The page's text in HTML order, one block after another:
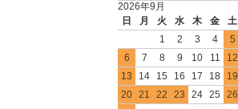
2026年9月
日
月 火 水 木 金
土
1
2 3 4
5
6
7 8 9 10 11
12
13
14 15 16 17 18
19
20 21 22 23 24 25
26